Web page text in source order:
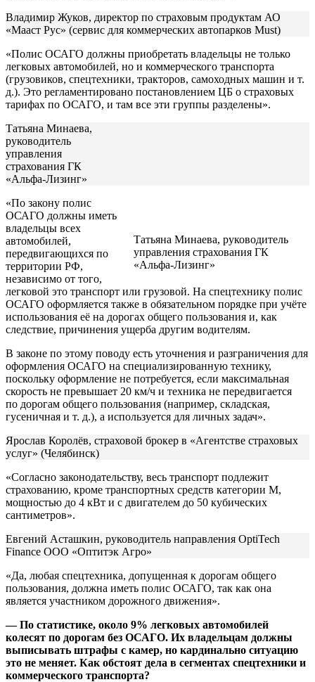
Владимир Жуков, директор по страховым продуктам АО
«Мааст Рус» (сервис для коммерческих автопарков Must)
«Полис ОСАГО должны приобретать владельцы не только
легковых автомобилей, но и коммерческого транспорта
(грузовиков, спецтехники, тракторов, самоходных машин и т.
д.). Это регламентировано постановлением ЦБ о страховых
тарифах по ОСАГО, и там все эти группы разделены».
Татьяна Минаева, руководитель
управления страхования ГК
«Альфа-Лизинг»
Татьяна Минаева,
руководитель
управления
страхования ГК
«Альфа-Лизинг»
«По закону полис
ОСАГО должны иметь
владельцы всех
автомобилей,
передвигающихся по
территории РФ,
независимо от того,
легковой это транспорт или грузовой. На спецтехнику полис
ОСАГО оформляется также в обязательном порядке при учёте
использования её на дорогах общего пользования и, как
следствие, причинения ущерба другим водителям.
В законе по этому поводу есть уточнения и разграничения для
оформления ОСАГО на специализированную технику,
поскольку оформление не потребуется, если максимальная
скорость не превышает 20 км/ч и техника не передвигается
по дорогам общего пользования (например, складская,
гусеничная и т. д.), а используется для личных задач».
Ярослав Королёв, страховой брокер в «Агентстве страховых
услуг» (Челябинск)
«Согласно законодательству, весь транспорт подлежит
страхованию, кроме транспортных средств категории М,
мощностью до 4 кВт и с двигателем до 50 кубических
сантиметров».
Евгений Асташкин, руководитель направления OptiTech
Finance ООО «Оптитэк Агро»
«Да, любая спецтехника, допущенная к дорогам общего
пользования, должна иметь полис ОСАГО, так как она
является участником дорожного движения».
— По статистике, около 9% легковых автомобилей
колесят по дорогам без ОСАГО. Их владельцам должны
выписывать штрафы с камер, но кардинально ситуацию
это не меняет. Как обстоят дела в сегментах спецтехники и
коммерческого транспорта?